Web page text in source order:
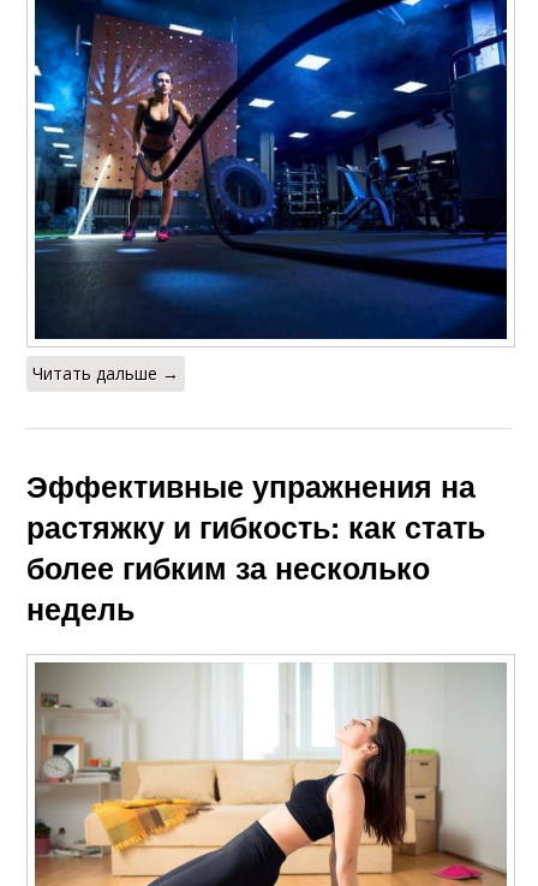
Читать дальше →
Эффективные упражнения на
растяжку и гибкость: как стать
более гибким за несколько
недель